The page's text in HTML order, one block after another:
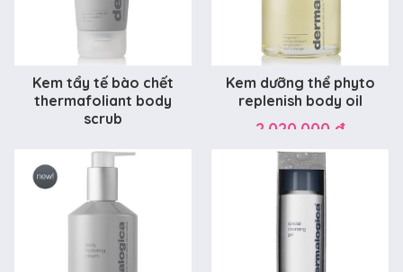
Kem tẩy tế bào chết
thermafoliant body
scrub
2.020.000 đ
Kem dưỡng thể phyto
replenish body oil
2.020.000 đ